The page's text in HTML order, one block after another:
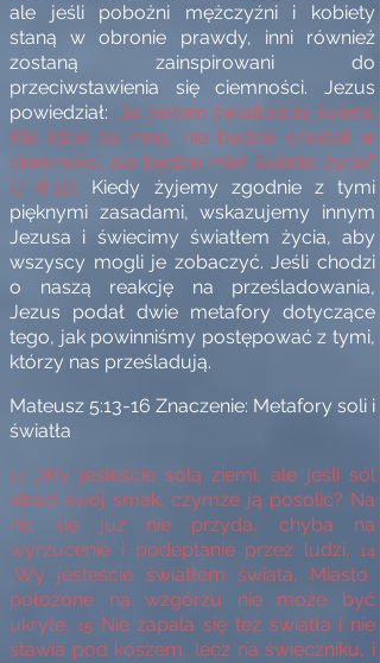
ale jeśli pobożni mężczyźni i kobiety
staną w obronie prawdy, inni również
zostaną zainspirowani do
przeciwstawienia się ciemności. Jezus
powiedział: „Ja jestem światłością świata.
Kto idzie za mną, nie będzie chodził w
ciemności, ale będzie miał światło życia”
(J 8,12). Kiedy żyjemy zgodnie z tymi
pięknymi zasadami, wskazujemy innym
Jezusa i świecimy światłem życia, aby
wszyscy mogli je zobaczyć. Jeśli chodzi
o naszą reakcję na prześladowania,
Jezus podał dwie metafory dotyczące
tego, jak powinniśmy postępować z tymi,
którzy nas prześladują.
Mateusz 5:13-16 Znaczenie: Metafory soli i
światła
13
„Wy jesteście solą ziemi, ale jeśli sól
straci swój smak, czymże ją posolić? Na
nic się już nie przyda, chyba na
wyrzucenie i podeptanie przez ludzi. 14
„Wy jesteście światłem świata. Miasto
położone na wzgórzu nie może być
ukryte. 15Nie zapala się też światła i nie
stawia pod koszem, lecz na świeczniku, i